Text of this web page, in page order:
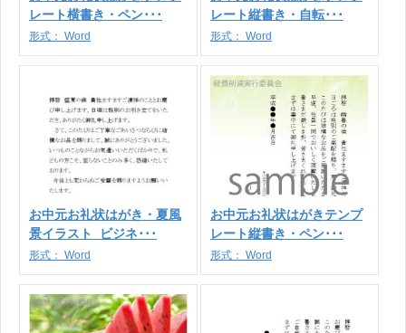
レート横書き・ペン･･･
形式： Word
レート縦書き・自転･･･
形式： Word
お中元お礼状はがき・夏風
景イラスト_ビジネ･･･
形式： Word
お中元お礼状はがきテンプ
レート縦書き・ペン･･･
形式： Word